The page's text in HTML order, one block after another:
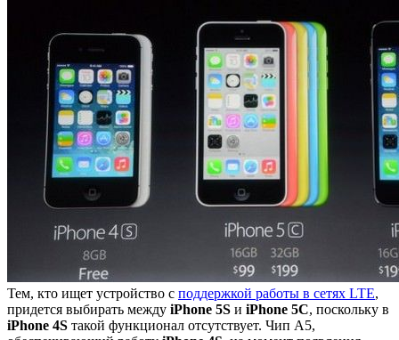
Тем, кто ищет устройство с поддержкой работы в сетях LTE,
придется выбирать между iPhone 5S и iPhone 5C, поскольку в
iPhone 4S такой функционал отсутствует. Чип A5,